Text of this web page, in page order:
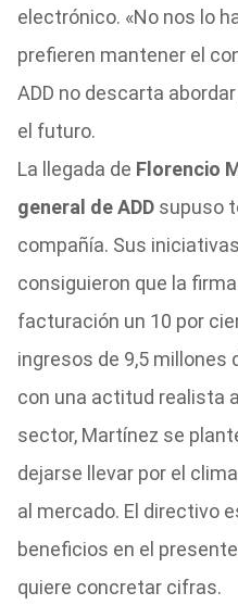
electrónico. «No nos lo
prefieren mantener el
ADD no descarta
el futuro.
La llegada de Florencio
general de ADDsupuso
compañía. Sus
consiguieron que la
facturación un 10 por
ingresos de 9,5 millones
con una actitud realista
sector, Martínez se
dejarse llevar por el
al mercado. El directivo
beneficios en el
quiere concretar cifras.